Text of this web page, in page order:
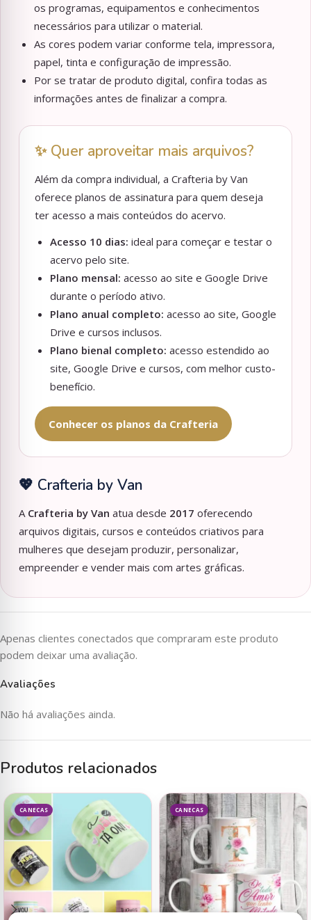
os programas, equipamentos e conhecimentos
necessários para utilizar o material.
As cores podem variar conforme tela, impressora,
papel, tinta e configuração de impressão.
Por se tratar de produto digital, confira todas as
informações antes de finalizar a compra.
✨ Quer aproveitar mais arquivos?
Além da compra individual, a Crafteria by Van
oferece planos de assinatura para quem deseja
ter acesso a mais conteúdos do acervo.
Acesso 10 dias: ideal para começar e testar o
acervo pelo site.
Plano mensal: acesso ao site e Google Drive
durante o período ativo.
Plano anual completo: acesso ao site, Google
Drive e cursos inclusos.
Plano bienal completo: acesso estendido ao
site, Google Drive e cursos, com melhor custo-
benefício.
Conhecer os planos da Crafteria
💖 Crafteria by Van
A Crafteria by Van atua desde 2017 oferecendo
arquivos digitais, cursos e conteúdos criativos para
mulheres que desejam produzir, personalizar,
empreender e vender mais com artes gráficas.
Avaliações
Não há avaliações ainda.
Apenas clientes conectados que compraram este produto
podem deixar uma avaliação.
Produtos relacionados
CANECAS CANECAS